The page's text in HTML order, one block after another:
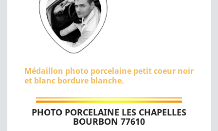
Médaillon photo porcelaine petit coeur noir
et blanc bordure blanche.
PHOTO PORCELAINE LES CHAPELLES
BOURBON 77610